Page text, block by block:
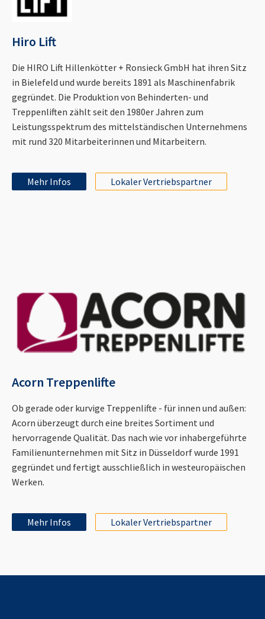
Hiro Lift
Die HIRO Lift Hillenkötter + Ronsieck GmbH hat ihren Sitz
in Bielefeld und wurde bereits 1891 als Maschinenfabrik
gegründet. Die Produktion von Behinderten- und
Treppenliften zählt seit den 1980er Jahren zum
Leistungsspektrum des mittelständischen Unternehmens
mit rund 320 Mitarbeiterinnen und Mitarbeitern.
Mehr Infos Lokaler Vertriebspartner
Acorn Treppenlifte
Ob gerade oder kurvige Treppenlifte - für innen und außen:
Acorn überzeugt durch eine breites Sortiment und
hervorragende Qualität. Das nach wie vor inhabergeführte
Familienunternehmen mit Sitz in Düsseldorf wurde 1991
gegründet und fertigt ausschließlich in westeuropäischen
Werken.
Mehr Infos Lokaler Vertriebspartner